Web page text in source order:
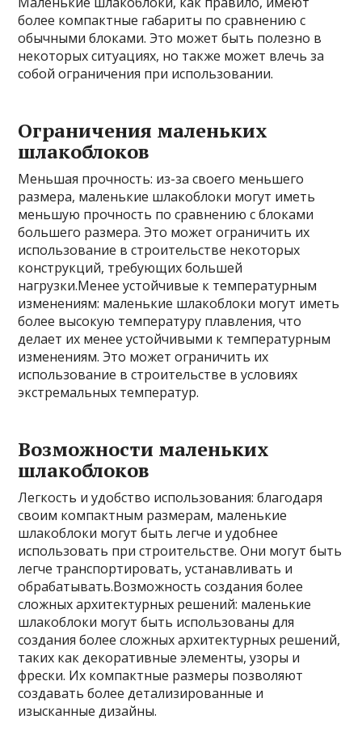
более компактные габариты по сравнению с
обычными блоками. Это может быть полезно в
некоторых ситуациях, но также может влечь за
собой ограничения при использовании.
Ограничения маленьких
шлакоблоков
Меньшая прочность: из-за своего меньшего
размера, маленькие шлакоблоки могут иметь
меньшую прочность по сравнению с блоками
большего размера. Это может ограничить их
использование в строительстве некоторых
конструкций, требующих большей
нагрузки.Менее устойчивые к температурным
изменениям: маленькие шлакоблоки могут иметь
более высокую температуру плавления, что
делает их менее устойчивыми к температурным
изменениям. Это может ограничить их
использование в строительстве в условиях
экстремальных температур.
Возможности маленьких
шлакоблоков
Легкость и удобство использования: благодаря
своим компактным размерам, маленькие
шлакоблоки могут быть легче и удобнее
использовать при строительстве. Они могут быть
легче транспортировать, устанавливать и
обрабатывать.Возможность создания более
сложных архитектурных решений: маленькие
шлакоблоки могут быть использованы для
создания более сложных архитектурных решений,
таких как декоративные элементы, узоры и
фрески. Их компактные размеры позволяют
создавать более детализированные и
изысканные дизайны.